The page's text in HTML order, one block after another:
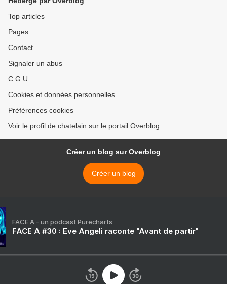
Top articles
Pages
Contact
Signaler un abus
C.G.U.
Cookies et données personnelles
Préférences cookies
Voir le profil de chatelain sur le portail Overblog
Créer un blog sur Overblog
Créer un blog
FACE A - un podcast Purecharts
FACE A #30 : Eve Angeli raconte "Avant de partir"